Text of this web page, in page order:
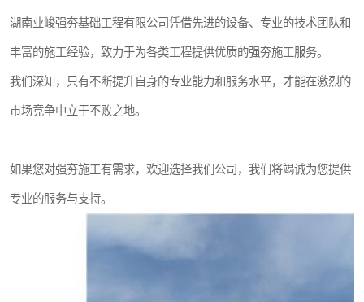
湖南业峻强夯基础工程有限公司凭借先进的设备、专业的技术团队和
丰富的施工经验，致力于为各类工程提供优质的强夯施工服务。
我们深知，只有不断提升自身的专业能力和服务水平，才能在激烈的
市场竞争中立于不败之地。
如果您对强夯施工有需求，欢迎选择我们公司，我们将竭诚为您提供
专业的服务与支持。